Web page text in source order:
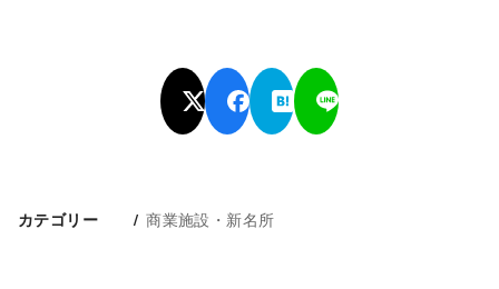
カテゴリー 商業施設・新名所